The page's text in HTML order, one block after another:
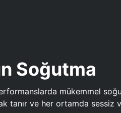
Soğutma
mükemmel
tanır ve her ortamda sessiz